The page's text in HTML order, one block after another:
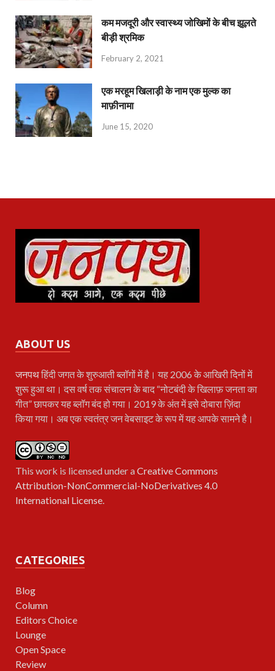
कम मजदूरी और स्वास्थ्य जोखिमों के बीच झूलते
बीड़ी श्रमिक
February 2, 2021
एक मरहूम खिलाड़ी के नाम एक मुल्क का
माफ़ीनामा
June 15, 2020
ABOUT US
जनपथहिंदी जगत के शुरुआती ब्लॉगों में है। यह 2006 के आखिरी दिनों में
शुरू हुआ था। दस वर्ष तक संचालन के बाद “नोटबंदी के खिलाफ़ जनता का
गीत” छापकर यह ब्लॉग बंद हो गया। 2019 के अंत में इसे दोबारा ज़िंदा
किया गया। अब एक स्वतंत्र जन वेबसाइट के रूप में यह आपके सामने है।
This work is licensed under aCreative Commons
Attribution-NonCommercial-NoDerivatives 4.0
International License
CATEGORIES
Blog
Column
Editors Choice
Lounge
Open Space
Review